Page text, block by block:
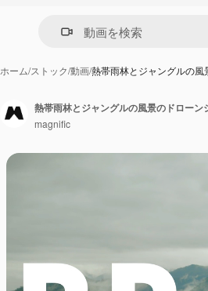
ホーム/ストック/動画/熱帯雨林とジャングルの
magnific